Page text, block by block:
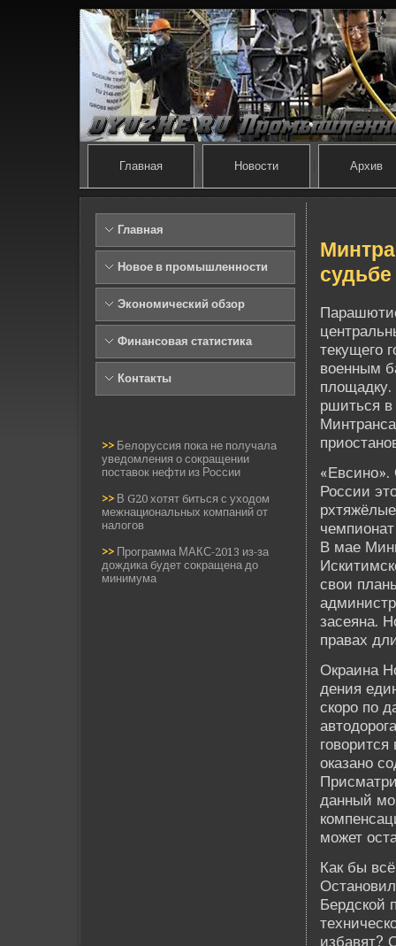
Главная Новости Архив
Главная
Новое в промышленности
Экономический обзор
Финансовая статистика
Контакты
>> Белоруссия пока не получала
уведомления о сокращении
поставок нефти из России
>> В G20 хотят биться с уходом
межнациональных компаний от
налогов
>> Программа МАКС-2013 из-за
дождика будет сокращена до
минимума
текущего
военным
ршиться в
России
В мае
свои
засеяна.
правах
Окраина
де­ния
скоро по
оказано
данный
может
Как бы
Бердской
избавят?